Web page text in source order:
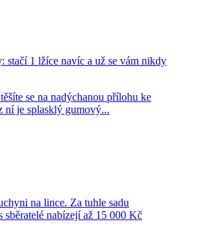
stačí 1 lžíce navíc a už se vám nikdy
se na nadýchanou přílohu ke
ní je splasklý gumový...
na lince. Za tuhle sadu
sběratelé nabízejí až 15 000 Kč